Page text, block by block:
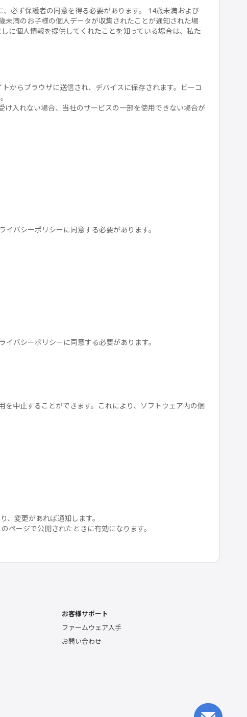
必ず保護者の同意を得る必要があります。 14歳未満および
満のお子様の個人データが収集されたことが通知された場
に個人情報を提供してくれたことを知っている場合は、私た
からブラウザに送信され、デバイスに保存されます。ビーコ
入れない場合、当社のサービスの一部を使用できない場合が
バシーポリシーに同意する必要があります。
バシーポリシーに同意する必要があります。
中止することができます。これにより、ソフトウェア内の個
変更があれば通知します。
ページで公開されたときに有効になります。
お客様サポート
ファームウェア入手
お問い合わせ